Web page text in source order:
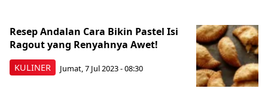
KULINER
Resep Andalan Cara Bikin Pastel Isi
Ragout yang Renyahnya Awet!
Jumat, 7 Jul 2023 - 08:30